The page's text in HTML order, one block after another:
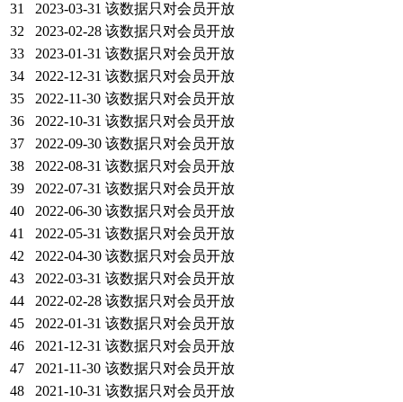
31
2023-03-31 该数据只对会员开放
32
2023-02-28 该数据只对会员开放
33
2023-01-31 该数据只对会员开放
34
2022-12-31 该数据只对会员开放
35
2022-11-30 该数据只对会员开放
36
2022-10-31 该数据只对会员开放
37
2022-09-30 该数据只对会员开放
38
2022-08-31 该数据只对会员开放
39
2022-07-31 该数据只对会员开放
40
2022-06-30 该数据只对会员开放
41
2022-05-31 该数据只对会员开放
42
2022-04-30 该数据只对会员开放
43
2022-03-31 该数据只对会员开放
44
2022-02-28 该数据只对会员开放
45
2022-01-31 该数据只对会员开放
46
2021-12-31 该数据只对会员开放
47
2021-11-30 该数据只对会员开放
48
2021-10-31 该数据只对会员开放